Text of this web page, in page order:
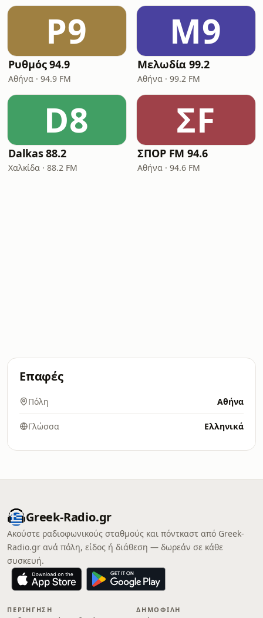
Ρ9
Ρυθμός 94.9
Αθήνα · 94.9 FM
Μ9
Μελωδία 99.2
Αθήνα · 99.2 FM
D8
Dalkas 88.2
Χαλκίδα · 88.2 FM
ΣF
ΣΠΟΡ FM 94.6
Αθήνα · 94.6 FM
Επαφές
Πόλη Αθήνα
Γλώσσα Ελληνικά
Greek-Radio.gr
Ακούστε ραδιοφωνικούς σταθμούς και πόντκαστ από Greek-
Radio.gr ανά πόλη, είδος ή διάθεση — δωρεάν σε κάθε
συσκευή.
ΠΕΡΙΉΓΗΣΗ ΔΗΜΟΦΙΛΉ